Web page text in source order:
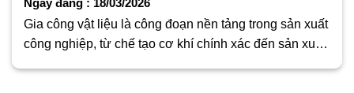
Ngày đăng : 18/03/2026
Gia công vật liệu là công đoạn nền tảng trong sản xuất
công nghiệp, từ chế tạo cơ khí chính xác đến sản xuất